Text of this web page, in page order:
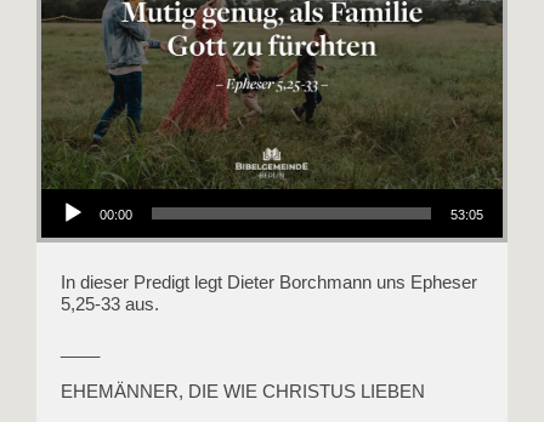
Audio-Player
00:00 53:05
In dieser Predigt legt Dieter Borchmann uns Epheser
5,25-33 aus.
EHEMÄNNER, DIE WIE CHRISTUS LIEBEN